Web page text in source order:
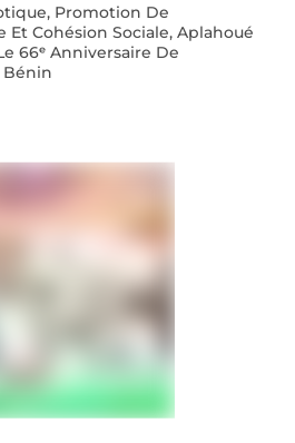
Promotion De
Et Cohésion Sociale, Aplahoué
66ᵉ Anniversaire De
Bénin